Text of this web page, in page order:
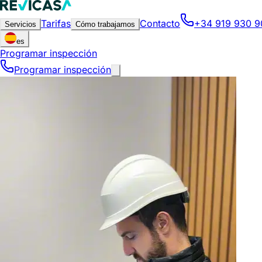
Servicios Tarifas Cómo trabajamos Contacto +34 919 930
es
Programar inspección
Programar inspección